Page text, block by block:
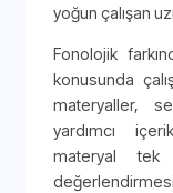
yoğun çalışan
Fonolojik
konusunda
materyaller,
yardımcı
materyal tek